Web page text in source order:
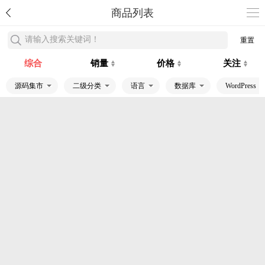
商品列表
请输入搜索关键词！ 重置
综合 销量 价格 关注
源码集市 二级分类 语言 数据库 WordPress